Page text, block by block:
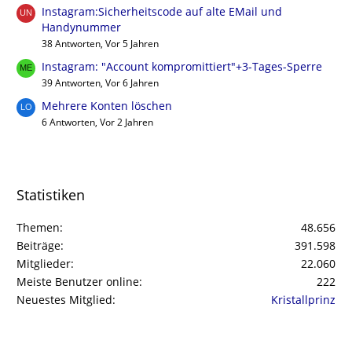
Instagram:Sicherheitscode auf alte EMail und
Handynummer
38 Antworten, Vor 5 Jahren
Instagram: "Account kompromittiert"+3-Tages-Sperre
39 Antworten, Vor 6 Jahren
Mehrere Konten löschen
6 Antworten, Vor 2 Jahren
Statistiken
Themen
48.656
Beiträge
391.598
Mitglieder
22.060
Meiste Benutzer online
222
Neuestes Mitglied
Kristallprinz